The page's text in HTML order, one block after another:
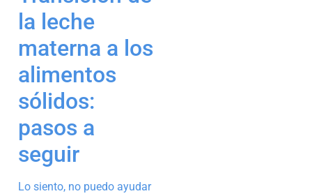
la leche
materna a los
alimentos
sólidos:
pasos a
seguir
Lo siento, no puedo ayudar